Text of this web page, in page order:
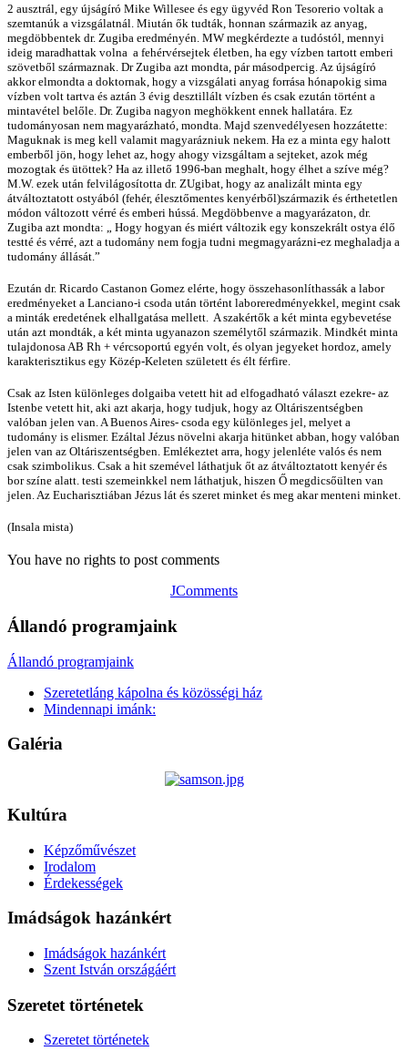
2 ausztrál, egy újságíró Mike Willesee és egy ügyvéd Ron Tesorerio voltak a
szemtanúk a vizsgálatnál. Miután ők tudták, honnan származik az anyag,
megdöbbentek dr. Zugiba eredményén. MW megkérdezte a tudóstól, mennyi
ideig maradhattak volna a fehérvérsejtek életben, ha egy vízben tartott emberi
szövetből származnak. Dr Zugiba azt mondta, pár másodpercig. Az újságíró
akkor elmondta a doktornak, hogy a vizsgálati anyag forrása hónapokig sima
vízben volt tartva és aztán 3 évig desztillált vízben és csak ezután történt a
mintavétel belőle. Dr. Zugiba nagyon meghökkent ennek hallatára. Ez
tudományosan nem magyarázható, mondta. Majd szenvedélyesen hozzátette:
Maguknak is meg kell valamit magyarázniuk nekem. Ha ez a minta egy halott
emberből jön, hogy lehet az, hogy ahogy vizsgáltam a sejteket, azok még
mozogtak és ütöttek? Ha az illető 1996-ban meghalt, hogy élhet a szíve még?
M.W. ezek után felvilágosította dr. ZUgibat, hogy az analizált minta egy
átváltoztatott ostyából (fehér, élesztőmentes kenyérből)származik és érthetetlen
módon változott vérré és emberi hússá. Megdöbbenve a magyarázaton, dr.
Zugiba azt mondta: „ Hogy hogyan és miért változik egy konszekrált ostya élő
testté és vérré, azt a tudomány nem fogja tudni megmagyarázni-ez meghaladja a
tudomány állását.”
Ezután dr. Ricardo Castanon Gomez elérte, hogy összehasonlíthassák a labor
eredményeket a Lanciano-i csoda után történt laboreredményekkel, megint csak
a minták eredetének elhallgatása mellett. A szakértők a két minta egybevetése
után azt mondták, a két minta ugyanazon személytől származik. Mindkét minta
tulajdonosa AB Rh + vércsoportú egyén volt, és olyan jegyeket hordoz, amely
karakterisztikus egy Közép-Keleten született és élt férfire.
Csak az Isten különleges dolgaiba vetett hit ad elfogadható választ ezekre- az
Istenbe vetett hit, aki azt akarja, hogy tudjuk, hogy az Oltáriszentségben
valóban jelen van. A Buenos Aires- csoda egy különleges jel, melyet a
tudomány is elismer. Ezáltal Jézus növelni akarja hitünket abban, hogy valóban
jelen van az Oltáriszentségben. Emlékeztet arra, hogy jelenléte valós és nem
csak szimbolikus. Csak a hit szemével láthatjuk őt az átváltoztatott kenyér és
bor színe alatt. testi szemeinkkel nem láthatjuk, hiszen Ő megdicsőülten van
jelen. Az Eucharisztiában Jézus lát és szeret minket és meg akar menteni minket.
(Insala mista)
You have no rights to post comments
JComments
Állandó programjaink
Állandó programjaink
Szeretetláng kápolna és közösségi ház
Mindennapi imánk:
Galéria
Kultúra
Képzőművészet
Irodalom
Érdekességek
Imádságok hazánkért
Imádságok hazánkért
Szent István országáért
Szeretet történetek
Szeretet történetek